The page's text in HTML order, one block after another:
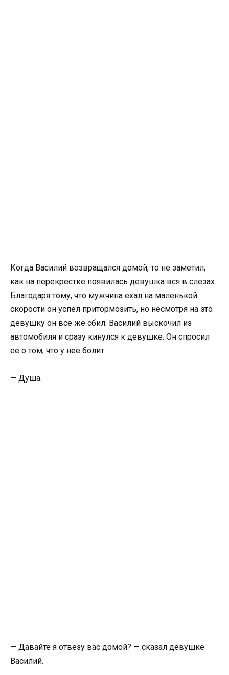
Когда Василий возвращался домой, то не заметил,
как на перекрестке появилась девушка вся в слезах.
Благодаря тому, что мужчина ехал на маленькой
скорости он успел притормозить, но несмотря на это
девушку он все же сбил. Василий выскочил из
автомобиля и сразу кинулся к девушке. Он спросил
ее о том, что у нее болит:
— Душа.
— Давайте я отвезу вас домой? — сказал девушке
Василий.